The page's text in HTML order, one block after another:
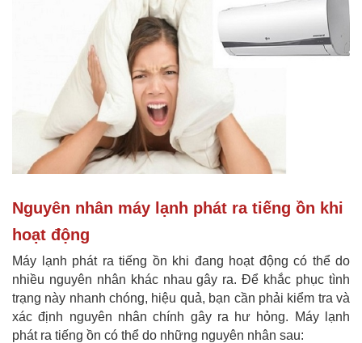
Nguyên nhân máy lạnh phát ra tiếng ồn khi
hoạt động
Máy lạnh phát ra tiếng ồn khi đang hoạt động có thể do
nhiều nguyên nhân khác nhau gây ra. Để khắc phục tình
trạng này nhanh chóng, hiệu quả, bạn cần phải kiểm tra và
xác định nguyên nhân chính gây ra hư hỏng. Máy lạnh
phát ra tiếng ồn có thể do những nguyên nhân sau: